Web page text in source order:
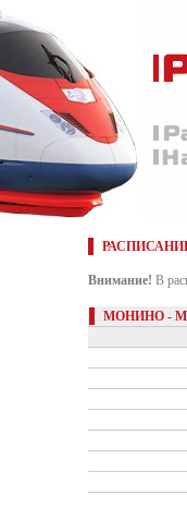
Внимание! В
МОНИНО -